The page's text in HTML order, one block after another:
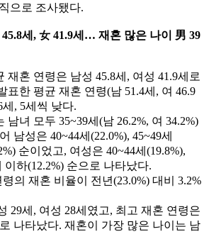
으로 조사됐다.
세, 女 41.9세… 재혼 많은 나이 男 39
재혼 연령은 남성 45.8세, 여성 41.9세로
표한 평균 재혼 연령(남 51.4세, 여 46.9
, 5세씩 낮다.
남녀 모두 35~39세(남 26.2%, 여 34.2%)
남성은 40~44세(22.0%), 45~49세
순이었고, 여성은 40~44세(19.8%),
이하(12.2%) 순으로 나타났다.
의 재혼 비율이 전년(23.0%) 대비 3.2%
29세, 여성 28세였고, 최고 재혼 연령은
나타났다. 재혼이 가장 많은 나이는 남